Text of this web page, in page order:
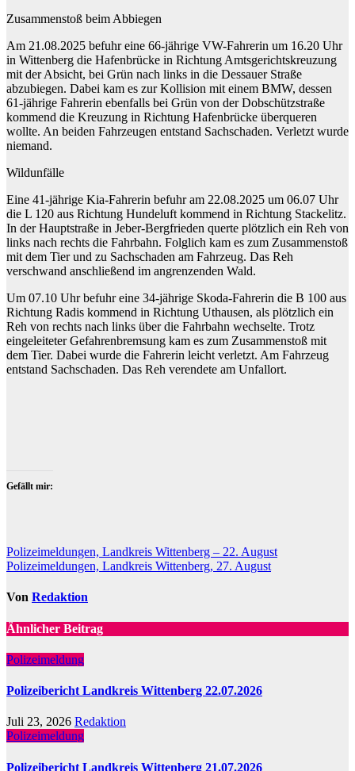
Zusammenstoß beim Abbiegen
Am 21.08.2025 befuhr eine 66-jährige VW-Fahrerin um 16.20 Uhr
in Wittenberg die Hafenbrücke in Richtung Amtsgerichtskreuzung
mit der Absicht, bei Grün nach links in die Dessauer Straße
abzubiegen. Dabei kam es zur Kollision mit einem BMW, dessen
61-jährige Fahrerin ebenfalls bei Grün von der Dobschützstraße
kommend die Kreuzung in Richtung Hafenbrücke überqueren
wollte. An beiden Fahrzeugen entstand Sachschaden. Verletzt wurde
niemand.
Wildunfälle
Eine 41-jährige Kia-Fahrerin befuhr am 22.08.2025 um 06.07 Uhr
die L 120 aus Richtung Hundeluft kommend in Richtung Stackelitz.
In der Hauptstraße in Jeber-Bergfrieden querte plötzlich ein Reh von
links nach rechts die Fahrbahn. Folglich kam es zum Zusammenstoß
mit dem Tier und zu Sachschaden am Fahrzeug. Das Reh
verschwand anschließend im angrenzenden Wald.
Um 07.10 Uhr befuhr eine 34-jährige Skoda-Fahrerin die B 100 aus
Richtung Radis kommend in Richtung Uthausen, als plötzlich ein
Reh von rechts nach links über die Fahrbahn wechselte. Trotz
eingeleiteter Gefahrenbremsung kam es zum Zusammenstoß mit
dem Tier. Dabei wurde die Fahrerin leicht verletzt. Am Fahrzeug
entstand Sachschaden. Das Reh verendete am Unfallort.
Gefällt mir:
Beitragsnavigation
Polizeimeldungen, Landkreis Wittenberg – 22. August
Polizeimeldungen, Landkreis Wittenberg, 27. August
Von Redaktion
Ähnlicher Beitrag
Polizeimeldung
Polizeibericht Landkreis Wittenberg 22.07.2026
Juli 23, 2026 Redaktion
Polizeimeldung
Polizeibericht Landkreis Wittenberg 21.07.2026